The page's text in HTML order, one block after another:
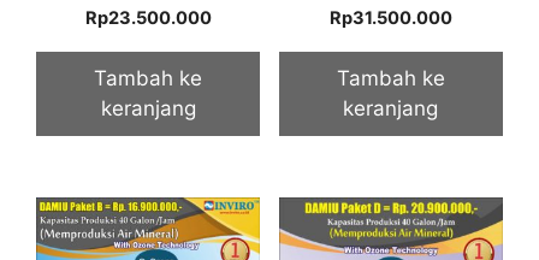
5.00
out of 5
Rp23.500.000
Tambah ke
keranjang
5.00
out of 5
Rp31.500.000
Tambah ke
keranjang